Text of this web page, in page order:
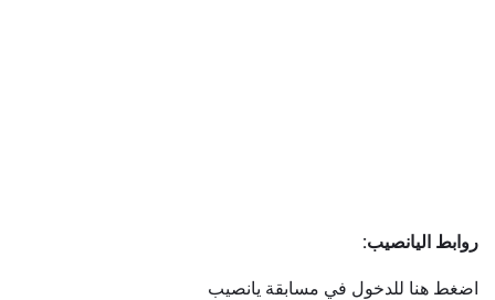
روابط اليانصيب:
اضغط هنا للدخول في مسابقة يانصيب